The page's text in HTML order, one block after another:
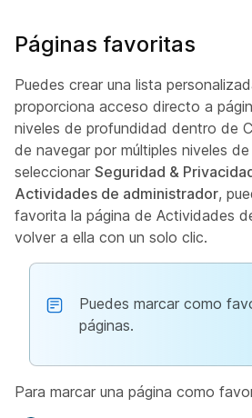
Páginas favoritas
Puedes crear una lista
proporciona acceso directo a
niveles de profundidad dentro de
de navegar por múltiples niveles
seleccionar Seguridad &
Actividades de administrador,
favorita la página de Actividades
volver a ella con un solo clic.
Puedes marcar como
páginas.
Para marcar una página como